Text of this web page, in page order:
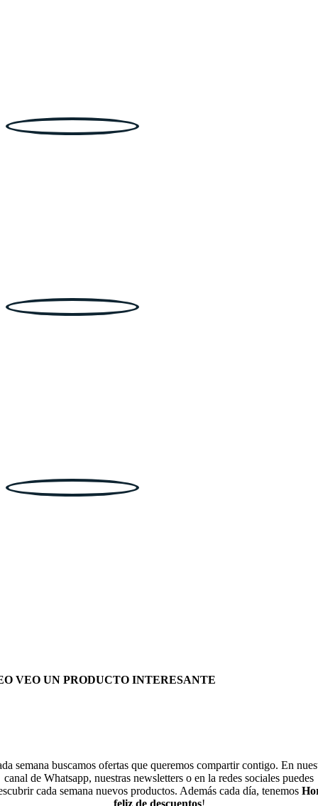
VEO UN PRODUCTO INTERESANTE
semana buscamos ofertas que queremos compartir contigo. En
canal de Whatsapp, nuestras newsletters o en la redes sociales puedes
cada semana nuevos productos. Además cada día, tenemos
feliz de descuentos!